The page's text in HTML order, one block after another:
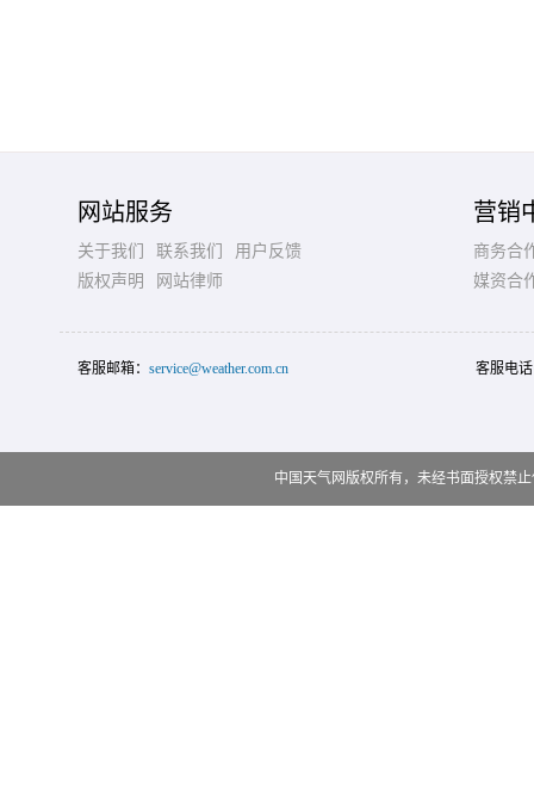
网站服务
关于我们 联系我们
用户反馈
版权声明
网站律师
营销
商务合
媒资合
客服邮箱： service@weather.com.cn 客服电
中国天气网版权所有，未经书面授权